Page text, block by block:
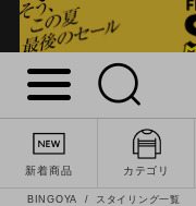
新着商品 カテゴリ
BINGOYA スタイリング一覧